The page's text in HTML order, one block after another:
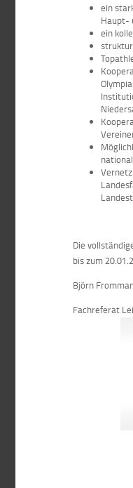
ein
Haupt-
ein
Die
bis zum
Björn
Fachreferat